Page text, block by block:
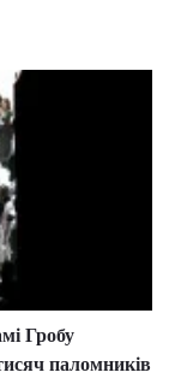
Гробу
паломників